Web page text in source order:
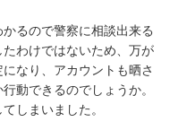
るので警察に相談出来る
わけではないため、万が
なり、アカウントも晒さ
動できるのでしょうか。
しまいました。